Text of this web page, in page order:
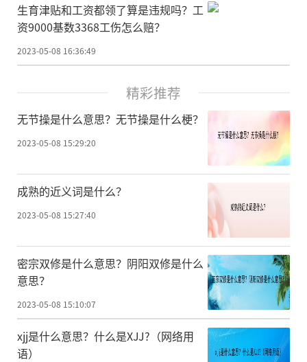
生育津贴和工资都领了算是违规吗？工
资9000基数3368工伤怎么赔？
2023-05-08 16:36:49
精彩推荐
无节操是什么意思？无节操是什么梗？
2023-05-08 15:29:20
成熟的近义词是什么？
2023-05-08 15:27:40
密宗双修是什么意思？阴阳双修是什么
意思？
2023-05-08 15:10:07
xjj是什么意思？什么是XJJ?（网络用
语）